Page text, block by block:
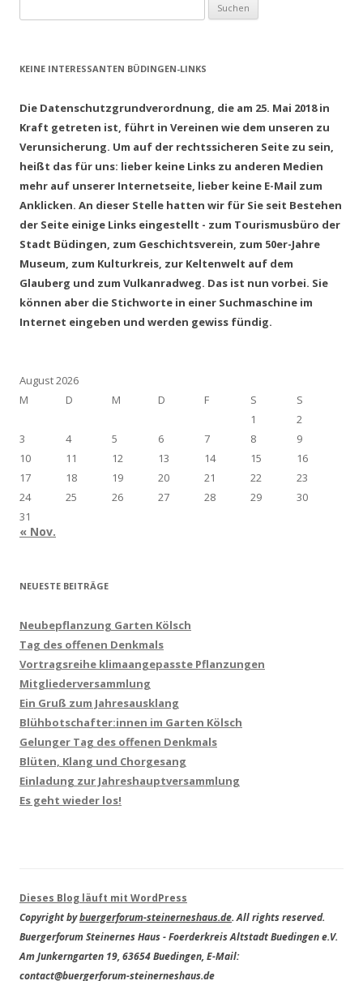
nach:
KEINE INTERESSANTEN BÜDINGEN-LINKS
Die Datenschutzgrundverordnung, die am 25. Mai 2018 in
Kraft getreten ist, führt in Vereinen wie dem unseren zu
Verunsicherung. Um auf der rechtssicheren Seite zu sein,
heißt das für uns: lieber keine Links zu anderen Medien
mehr auf unserer Internetseite, lieber keine E-Mail zum
Anklicken. An dieser Stelle hatten wir für Sie seit Bestehen
der Seite einige Links eingestellt - zum Tourismusbüro der
Stadt Büdingen, zum Geschichtsverein, zum 50er-Jahre
Museum, zum Kulturkreis, zur Keltenwelt auf dem
Glauberg und zum Vulkanradweg. Das ist nun vorbei. Sie
können aber die Stichworte in einer Suchmaschine im
Internet eingeben und werden gewiss fündig.
August 2026
M
D M D F S
S
1
2
3
4 5 6 7 8
9
10
11 12 13 14 15
16
17
18 19 20 21 22
23
24
25 26 27 28 29
30
31
« Nov.
NEUESTE BEITRÄGE
Neubepflanzung Garten Kölsch
Tag des offenen Denkmals
Vortragsreihe klimaangepasste Pflanzungen
Mitgliederversammlung
Ein Gruß zum Jahresausklang
Blühbotschafter:innen im Garten Kölsch
Gelunger Tag des offenen Denkmals
Blüten, Klang und Chorgesang
Einladung zur Jahreshauptversammlung
Es geht wieder los!
Dieses Blog läuft mit WordPress
Copyright bybuergerforum-steinerneshaus.de. All rights reserved.
Buergerforum Steinernes Haus - Foerderkreis Altstadt Buedingen e.V.
Am Junkerngarten 19, 63654 Buedingen, E-Mail:
contact@buergerforum-steinerneshaus.de